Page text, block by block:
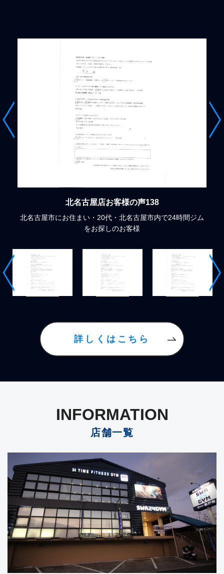
北名古屋店お客様の声137
北名古屋市にお住まい・20代・ご自宅の近くでジムをお探
しのお客様
詳しくはこちら
INFORMATION
店舗一覧